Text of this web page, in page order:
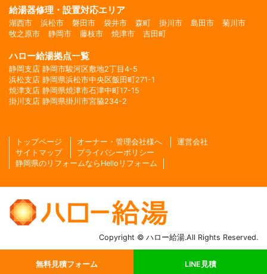
無料見積フォーム LINE見積
給湯器修理・設置対応エリア
湖西市 浜松市 磐田市 袋井市 森町 掛川市 島田市
菊川市
牧之原市
静岡市 藤枝市 焼津市 吉田町
ハロー給湯拠点一覧
静岡支店 静岡市駿河区敷地2丁目4-5
浜松支店 静岡県浜松市中央区飯田町271-1
焼津支店 静岡県焼津市石津中町17-15
掛川支店 静岡県掛川市宮脇234-2
トップページ オーナー・管理会社様へ
運営会社
サイトマップ
プライバシーポリシー
静岡県のリフォームならHelloリフォーム
Copyright © ハロー給湯.All Rights Reserved.